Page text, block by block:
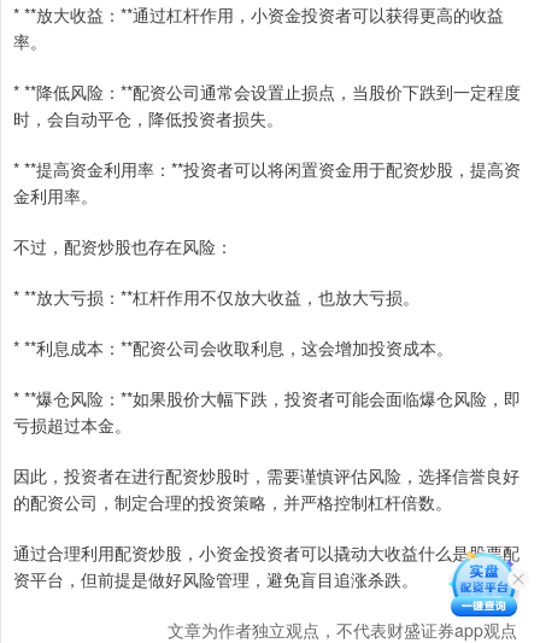
* **放大收益：**通过杠杆作用，小资金投资者可以获得更高的收益
率。
* **降低风险：**配资公司通常会设置止损点，当股价下跌到一定程度
时，会自动平仓，降低投资者损失。
* **提高资金利用率：**投资者可以将闲置资金用于配资炒股，提高资
金利用率。
不过，配资炒股也存在风险：
* **放大亏损：**杠杆作用不仅放大收益，也放大亏损。
* **利息成本：**配资公司会收取利息，这会增加投资成本。
* **爆仓风险：**如果股价大幅下跌，投资者可能会面临爆仓风险，即
亏损超过本金。
因此，投资者在进行配资炒股时，需要谨慎评估风险，选择信誉良好
的配资公司，制定合理的投资策略，并严格控制杠杆倍数。
通过合理利用配资炒股，小资金投资者可以撬动大收益什么是股票配
资平台，但前提是做好风险管理，避免盲目追涨杀跌。
文章为作者独立观点，不代表财盛证券app观点